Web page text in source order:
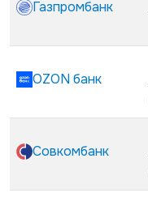
Газпромбанк
OZON банк
Совкомбанк